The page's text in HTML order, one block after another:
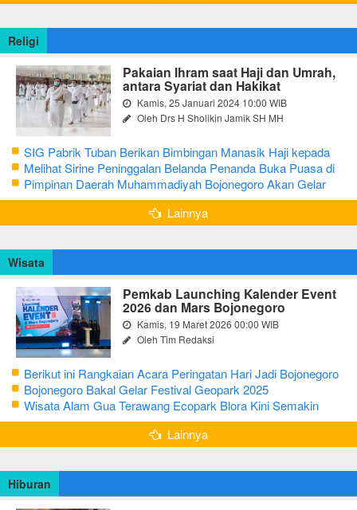
Religi
Pakaian Ihram saat Haji dan Umrah,
antara Syariat dan Hakikat
Kamis, 25 Januari 2024 10:00 WIB
Oleh Drs H Sholikin Jamik SH MH
SIG Pabrik Tuban Berikan Bimbingan Manasik Haji kepada
CJH Kabupaten Tuban
Melihat Sirine Peninggalan Belanda Penanda Buka Puasa di
Pendopo Bupati Blora
Pimpinan Daerah Muhammadiyah Bojonegoro Akan Gelar
Salat Iduladha 9 Juli 2022
Lainnya
Wisata
Pemkab Launching Kalender Event
2026 dan Mars Bojonegoro
Kamis, 19 Maret 2026 00:00 WIB
Oleh Tim Redaksi
Berikut ini Rangkaian Acara Peringatan Hari Jadi Bojonegoro
Ke-348 Tahun 2025
Bojonegoro Bakal Gelar Festival Geopark 2025
Wisata Alam Gua Terawang Ecopark Blora Kini Semakin
Menarik
Lainnya
Hiburan